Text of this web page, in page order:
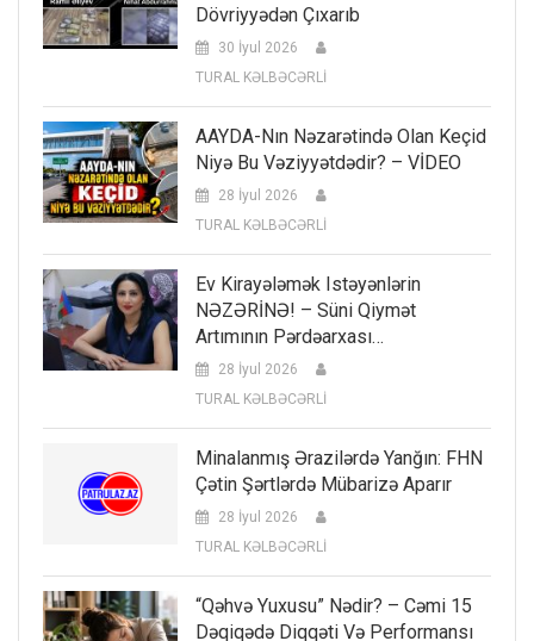
Dövriyyədən Çıxarıb
30 İyul 2026
TURAL KƏLBƏCƏRLİ
AAYDA-Nın Nəzarətində Olan Keçid
Niyə Bu Vəziyyətdədir? – VİDEO
28 İyul 2026
TURAL KƏLBƏCƏRLİ
Ev Kirayələmək Istəyənlərin
NƏZƏRİNƏ! – Süni Qiymət
Artımının Pərdəarxası…
28 İyul 2026
TURAL KƏLBƏCƏRLİ
Minalanmış Ərazilərdə Yanğın: FHN
Çətin Şərtlərdə Mübarizə Aparır
28 İyul 2026
TURAL KƏLBƏCƏRLİ
“Qəhvə Yuxusu” Nədir? – Cəmi 15
Dəqiqədə Diqqəti Və Performansı